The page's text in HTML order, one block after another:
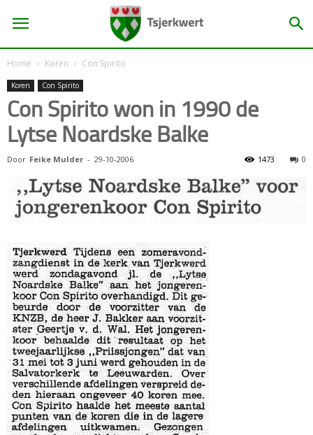
Home Koren Con Spirito
Koren Con Spirito
Con Spirito won in 1990 de
Lytse Noardske Balke
Door Feike Mulder - 29-10-2006 0
1473